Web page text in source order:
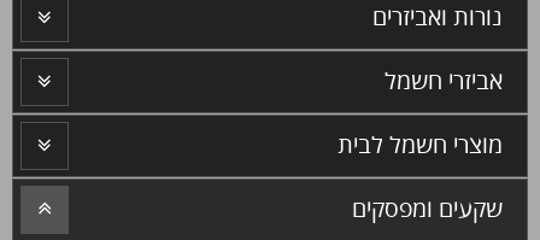
נורות ואביזרים
אביזרי חשמל
מוצרי חשמל לבית
שקעים ומפסקים